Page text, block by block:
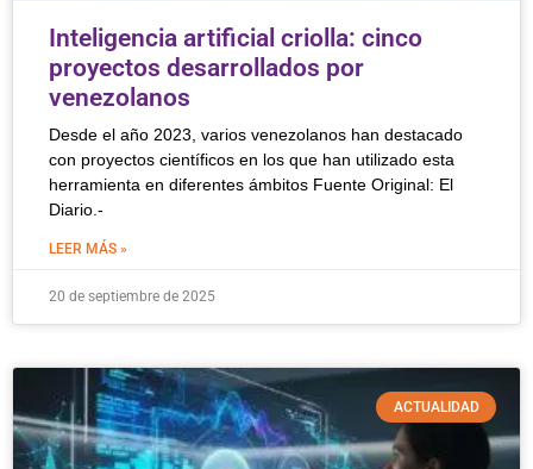
Inteligencia artificial criolla: cinco
proyectos desarrollados por
venezolanos
Desde el año 2023, varios venezolanos han destacado
con proyectos científicos en los que han utilizado esta
herramienta en diferentes ámbitos Fuente Original: El
Diario.-
LEER MÁS »
20 de septiembre de 2025
ACTUALIDAD